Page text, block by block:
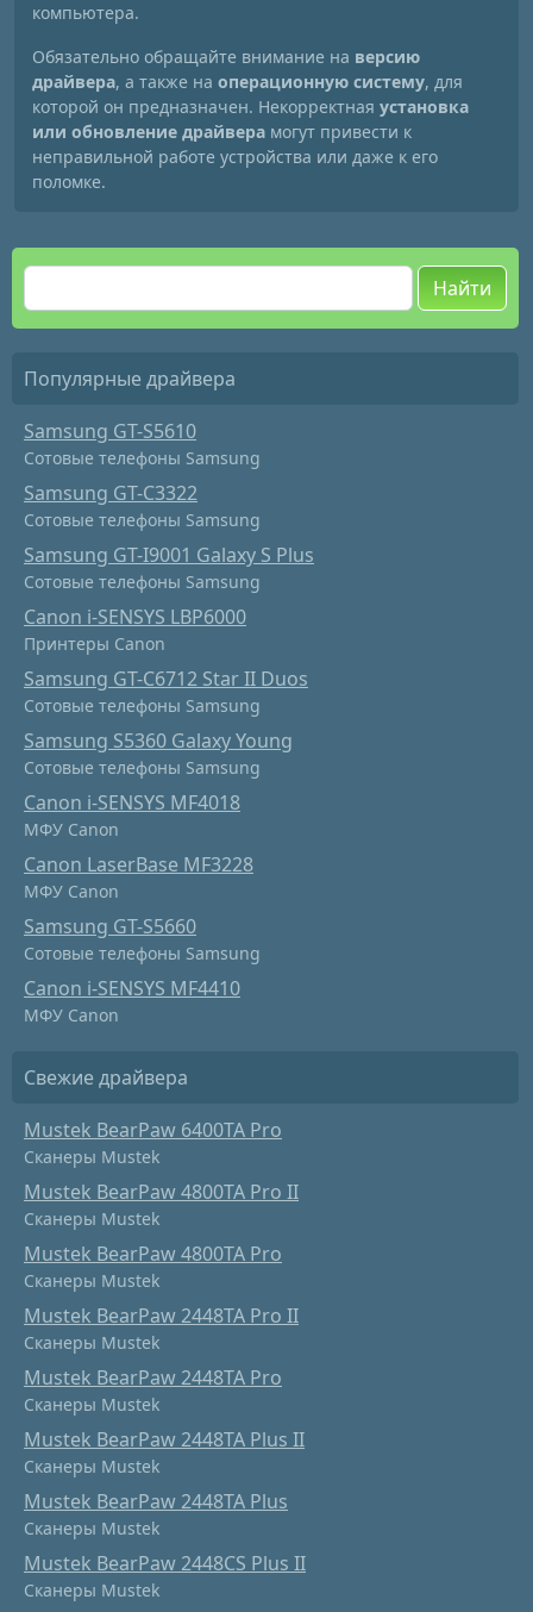
компьютера.
Обязательно обращайте внимание на версию
драйвера, а также на операционную систему, для
которой он предназначен. Некорректная установка
или обновление драйвера могут привести к
неправильной работе устройства или даже к его
поломке.
Найти
Популярные драйвера
Samsung GT-S5610
Сотовые телефоны Samsung
Samsung GT-C3322
Сотовые телефоны Samsung
Samsung GT-I9001 Galaxy S Plus
Сотовые телефоны Samsung
Canon i-SENSYS LBP6000
Принтеры Canon
Samsung GT-C6712 Star II Duos
Сотовые телефоны Samsung
Samsung S5360 Galaxy Young
Сотовые телефоны Samsung
Canon i-SENSYS MF4018
МФУ Canon
Canon LaserBase MF3228
МФУ Canon
Samsung GT-S5660
Сотовые телефоны Samsung
Canon i-SENSYS MF4410
МФУ Canon
Свежие драйвера
Mustek BearPaw 6400TA Pro
Сканеры Mustek
Mustek BearPaw 4800TA Pro II
Сканеры Mustek
Mustek BearPaw 4800TA Pro
Сканеры Mustek
Mustek BearPaw 2448TA Pro II
Сканеры Mustek
Mustek BearPaw 2448TA Pro
Сканеры Mustek
Mustek BearPaw 2448TA Plus II
Сканеры Mustek
Mustek BearPaw 2448TA Plus
Сканеры Mustek
Mustek BearPaw 2448CS Plus II
Сканеры Mustek